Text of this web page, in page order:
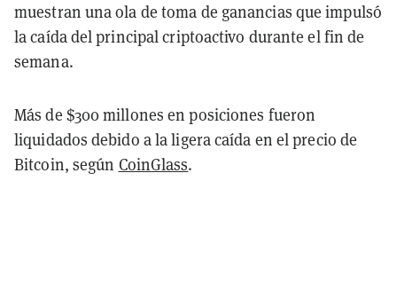
muestran una ola de toma de ganancias que impulsó
la caída del principal criptoactivo durante el fin de
semana.
Más de $300 millones en posiciones fueron
liquidados debido a la ligera caída en el precio de
Bitcoin, según CoinGlass.